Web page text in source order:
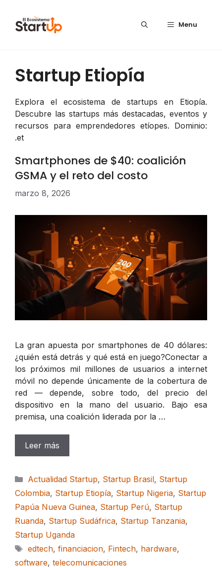
Menu
Startup Etiopía
Explora el ecosistema de startups en Etiopía.
Descubre las startups más destacadas, eventos y
recursos para emprendedores etíopes. Dominio:
.et
Smartphones de $40: coalición
GSMA y el reto del costo
marzo 8, 2026
La gran apuesta por smartphones de 40 dólares:
¿quién está detrás y qué está en juego?Conectar a
los próximos mil millones de usuarios a internet
móvil no depende únicamente de la cobertura de
red — depende, sobre todo, del precio del
dispositivo en la mano del usuario. Bajo esa
premisa, una coalición liderada por la …
Leer más
Categorías
Actualidad Startup, Startup Brasil, Startup
Colombia, Startup Etiopía, Startup Nigeria, Startup
Papúa Nueva Guinea, Startup Perú, Startup
Ruanda, Startup Sudáfrica, Startup Tanzania,
Startup Uganda
Etiquetas
edtech, financiacion, Fintech, hardware,
software, telecomunicaciones